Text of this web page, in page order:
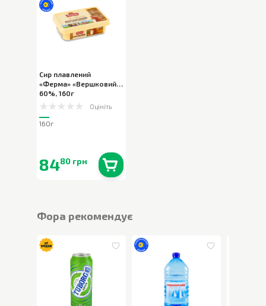
Сир плавлений
«Ферма» «Вершковий»
60%, 160г
Оцініть
160г
8480 грн
Фора рекомендує